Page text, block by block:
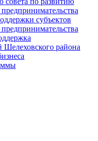
субъектов
Шелеховского района